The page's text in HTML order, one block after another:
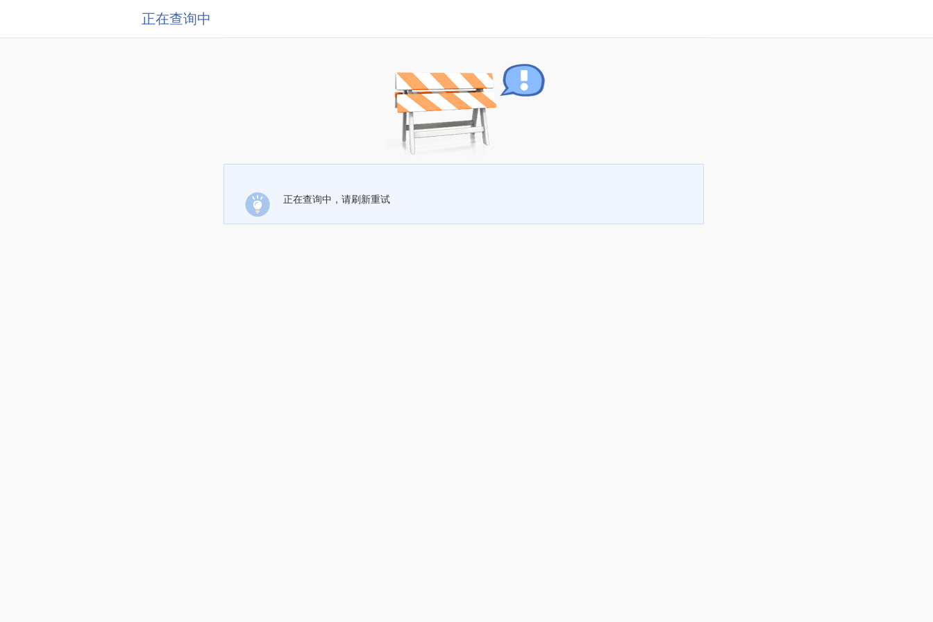
正在查询中
正在查询中，请刷新重试